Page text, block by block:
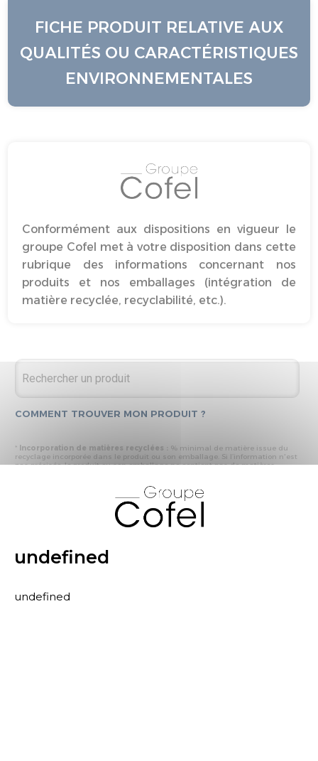
FICHE PRODUIT RELATIVE AUX
QUALITÉS OU CARACTÉRISTIQUES
ENVIRONNEMENTALES
Conformément aux dispositions en vigueur le
groupe Cofel met à votre disposition dans cette
rubrique des informations concernant nos
produits et nos emballages (intégration de
matière recyclée, recyclabilité, etc.).
COMMENT TROUVER MON PRODUIT ?
* Incorporation de matières recyclées : % minimal de matière issue du
recyclage incorporée dans le produit ou son emballage. Si l’information n'est
pas précisée, le produit ou son emballage ne contient pas de matières
- « produit ou emballage majoritairement recyclable » : la matière recyclée
produite par les processus de recyclage mis en œuvre représente plus de 50
% en masse du déchet collecté
- « produit ou emballage entièrement recyclable » : la matière recyclée
* Primes et pénalités appliquées au produit :
undefined
undefined